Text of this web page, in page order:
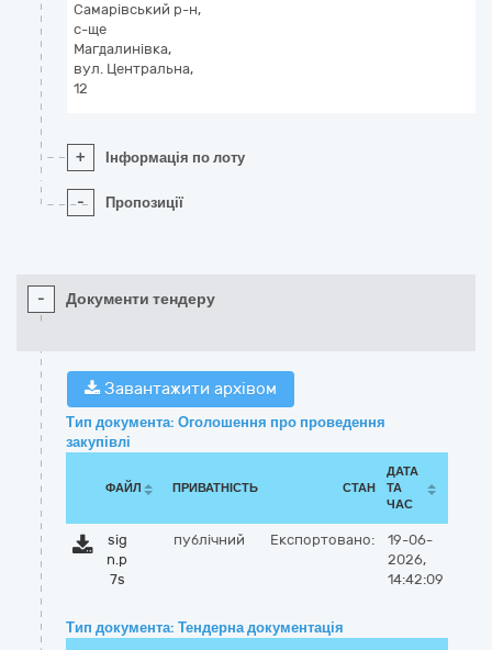
Самарівський р-н,
с-ще
Магдалинівка,
вул. Центральна,
12
+ Інформація по лоту
- Пропозиції
- Документи тендеру
Завантажити архівом
Тип документа: Оголошення про проведення
закупівлі
ФАЙЛ ПРИВАТНІСТЬ СТАН
ДАТА
ТА
ЧАС
sig
n.p
7s
публічний Експортовано:
19-06-
2026,
14:42:09
Тип документа: Тендерна документація